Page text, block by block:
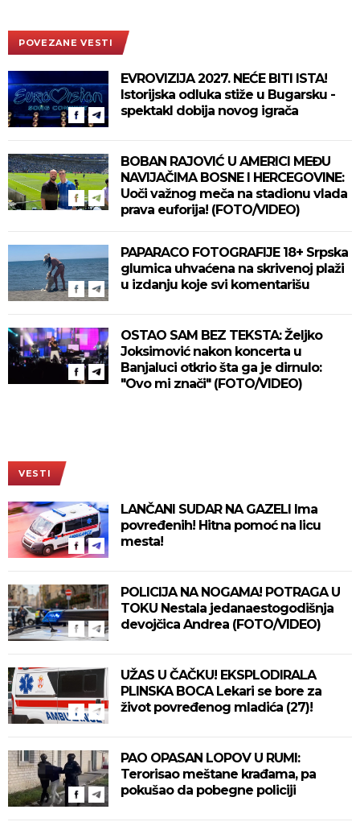
POVEZANE VESTI
EVROVIZIJA 2027. NEĆE BITI ISTA!
Istorijska odluka stiže u Bugarsku -
spektakl dobija novog igrača
BOBAN RAJOVIĆ U AMERICI MEĐU
NAVIJAČIMA BOSNE I HERCEGOVINE:
Uoči važnog meča na stadionu vlada
prava euforija! (FOTO/VIDEO)
PAPARACO FOTOGRAFIJE 18+ Srpska
glumica uhvaćena na skrivenoj plaži
u izdanju koje svi komentarišu
OSTAO SAM BEZ TEKSTA: Željko
Joksimović nakon koncerta u
Banjaluci otkrio šta ga je dirnulo:
"Ovo mi znači" (FOTO/VIDEO)
VESTI
LANČANI SUDAR NA GAZELI Ima
povređenih! Hitna pomoć na licu
mesta!
POLICIJA NA NOGAMA! POTRAGA U
TOKU Nestala jedanaestogodišnja
devojčica Andrea (FOTO/VIDEO)
UŽAS U ČAČKU! EKSPLODIRALA
PLINSKA BOCA Lekari se bore za
život povređenog mladića (27)!
PAO OPASAN LOPOV U RUMI:
Terorisao meštane krađama, pa
pokušao da pobegne policiji